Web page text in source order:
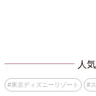
人
#東京ディズニーリゾート #